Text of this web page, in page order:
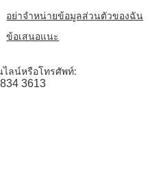
อย่าจำหน่ายข้อมูลส่วนตัวของฉัน
ข้อเสนอแนะ
ไลน์หรือโทรศัพท์:
3613